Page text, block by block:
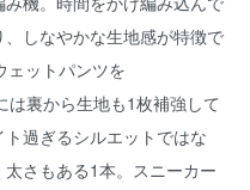
しなやかな生地感が特徴で
ェットパンツを
裏から生地も1枚補強して
過ぎるシルエットではな
さもある1本。スニーカー